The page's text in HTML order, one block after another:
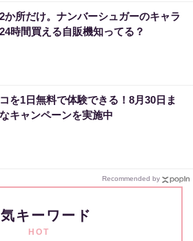
か所だけ。ナンバーシュガーのキャラ
時間買える自販機知ってる？
を1日無料で体験できる！8月30日ま
キャンペーンを実施中
Recommended by
気キーワード
HOT